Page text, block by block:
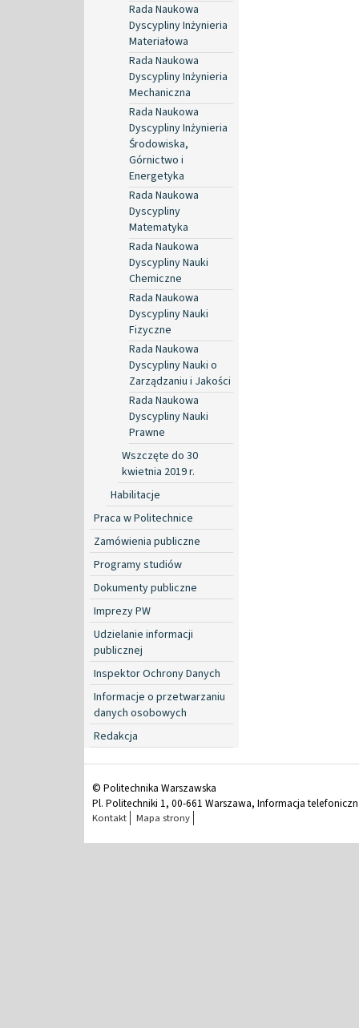
Rada Naukowa
Dyscypliny Inżynieria
Materiałowa
Rada Naukowa
Dyscypliny Inżynieria
Mechaniczna
Rada Naukowa
Dyscypliny Inżynieria
Środowiska,
Górnictwo i
Energetyka
Rada Naukowa
Dyscypliny
Matematyka
Rada Naukowa
Dyscypliny Nauki
Chemiczne
Rada Naukowa
Dyscypliny Nauki
Fizyczne
Rada Naukowa
Dyscypliny Nauki o
Zarządzaniu i Jakości
Rada Naukowa
Dyscypliny Nauki
Prawne
Wszczęte do 30
kwietnia 2019 r.
Habilitacje
Praca w Politechnice
Zamówienia publiczne
Programy studiów
Dokumenty publiczne
Imprezy PW
Udzielanie informacji
publicznej
Inspektor Ochrony Danych
Informacje o przetwarzaniu
danych osobowych
Redakcja
© Politechnika Warszawska
Pl. Politechniki 1, 00-661 Warszawa, Informacja
Kontakt Mapa strony